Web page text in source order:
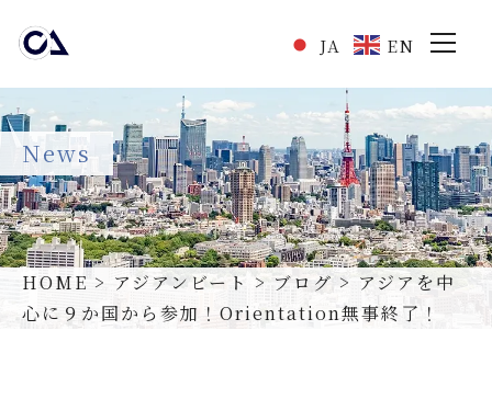
国際交流事業
JA EN
News
HOME > アジアンビート > ブログ > アジアを中
心に９か国から参加！Orientation無事終了！